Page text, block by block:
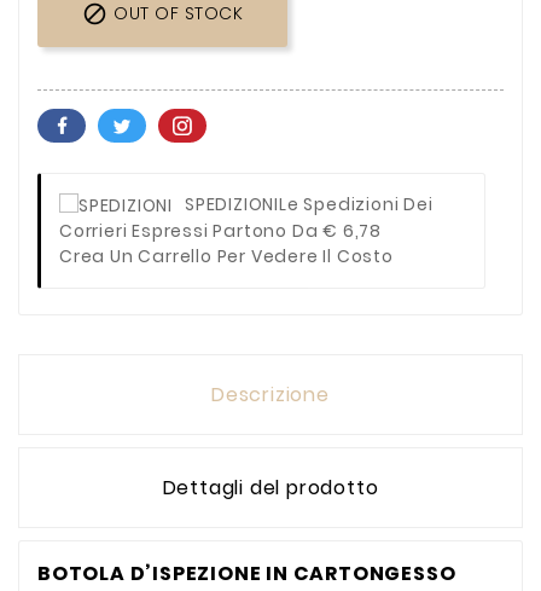
 OUT OF STOCK
SPEDIZIONILe Spedizioni Dei
Corrieri Espressi Partono Da € 6,78
Crea Un Carrello Per Vedere Il Costo
Descrizione
Dettagli del prodotto
BOTOLA D’ISPEZIONE IN CARTONGESSO